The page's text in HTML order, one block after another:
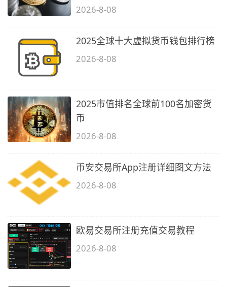
2026-8-08
2025全球十大虚拟货币钱包排行榜
2026-8-08
2025市值排名全球前100名加密货
币
2026-8-08
币安交易所App注册详细图文方法
2026-8-08
欧易交易所注册充值交易教程
2026-8-08